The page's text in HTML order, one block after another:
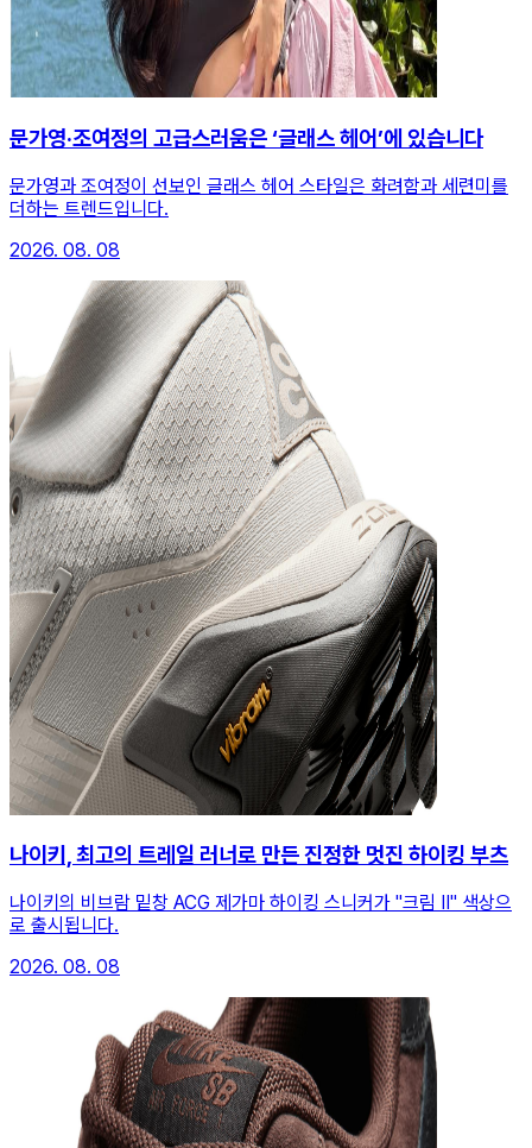
문가영·조여정의 고급스러움은 ‘글래스 헤어’에 있습니다
문가영과 조여정이 선보인 글래스 헤어 스타일은 화려함과 세련미를
더하는 트렌드입니다.
2026. 08. 08
나이키, 최고의 트레일 러너로 만든 진정한 멋진 하이킹 부츠
나이키의 비브람 밑창 ACG 제가마 하이킹 스니커가 "크림 II" 색상으
로 출시됩니다.
2026. 08. 08